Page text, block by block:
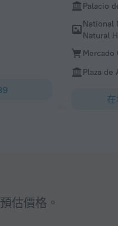
Palacio
National
Natural
Mercado
Plaza de
估價格。